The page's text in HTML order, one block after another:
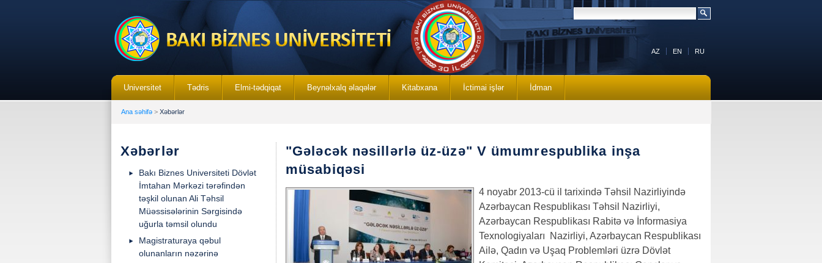
Universitet Tədris Elmi-tədqiqat Beynəlxalq əlaqələr Kitabxana İctimai işlər İdman
Ana səhifə > Xəbərlər
Xəbərlər
Bakı Biznes Universiteti Dövlət
İmtahan Mərkəzi tərəfindən
təşkil olunan Ali Təhsil
Müəssisələrinin Sərgisində
uğurla təmsil olundu
Magistraturaya qəbul
olunanların nəzərinə
"Gələcək nəsillərlə üz-üzə" V ümumrespublika inşa
müsabiqəsi
4 noyabr 2013-cü il tarixində Təhsil Nazirliyində
Azərbaycan Respublikası Təhsil Nazirliyi,
Azərbaycan Respublikası Rabitə və İnformasiya
Texnologiyaları Nazirliyi, Azərbaycan Respublikası
Ailə, Qadın və Uşaq Problemləri üzrə Dövlət
AZ EN RU